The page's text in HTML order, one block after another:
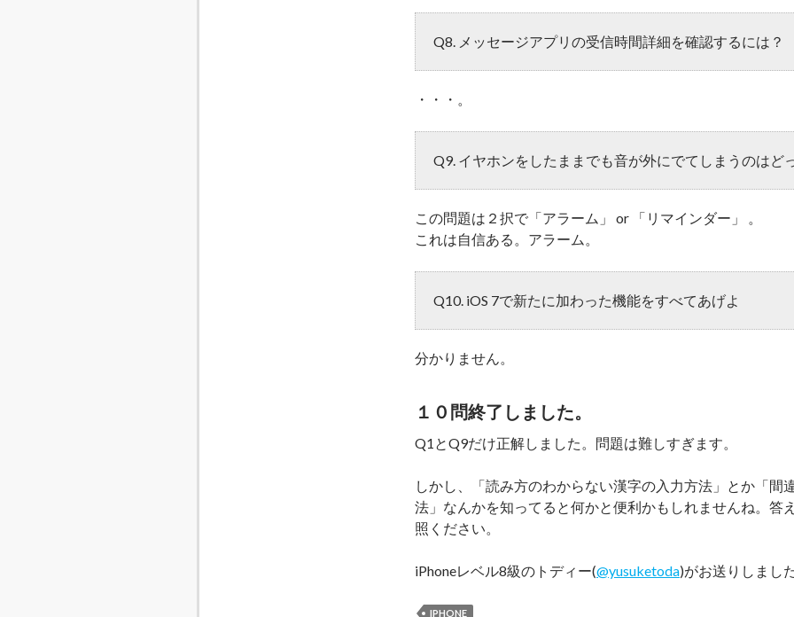
Q8. メッセージアプリの受信時間詳細を確認するには？
・・・。
Q9. イヤホンをしたままでも音が外にでてしまうのはど
この問題は２択で「アラーム」 or 「リマインダー」 。
これは自信ある。アラーム。
Q10. iOS 7で新たに加わった機能をすべてあげよ
分かりません。
１０問終了しました。
Q1とQ9だけ正解しました。問題は難しすぎます。
しかし、「読み方のわからない漢字の入力方法」とか「間
法」なんかを知ってると何かと便利かもしれませんね。答
照ください。
iPhoneレベル8級のトディー(@yusuketoda)がお送りしまし
IPHONE